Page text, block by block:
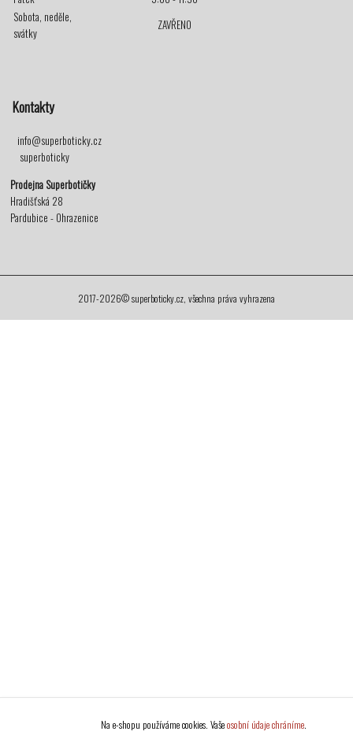
Sobota, neděle,
svátky
ZAVŘENO
Kontakty
info@superboticky.cz
superboticky
Prodejna Superbotičky
Hradišťská 28
Pardubice - Ohrazenice
2017-2026© superboticky.cz, všechna práva vyhrazena
Na e-shopu používáme cookies. Vašeosobní údaje chráníme.